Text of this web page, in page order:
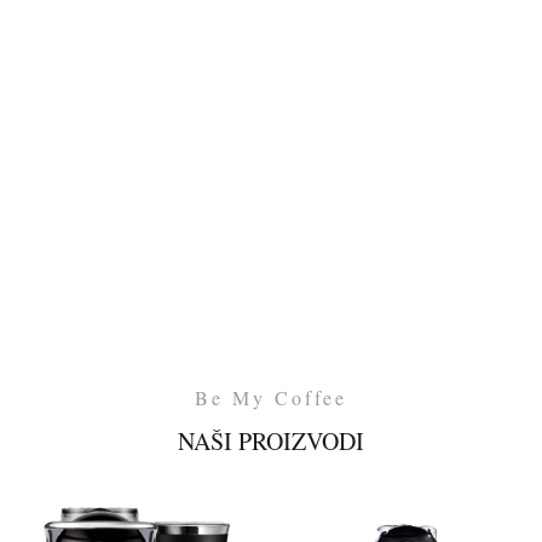
Be My Coffee
NAŠI PROIZVODI